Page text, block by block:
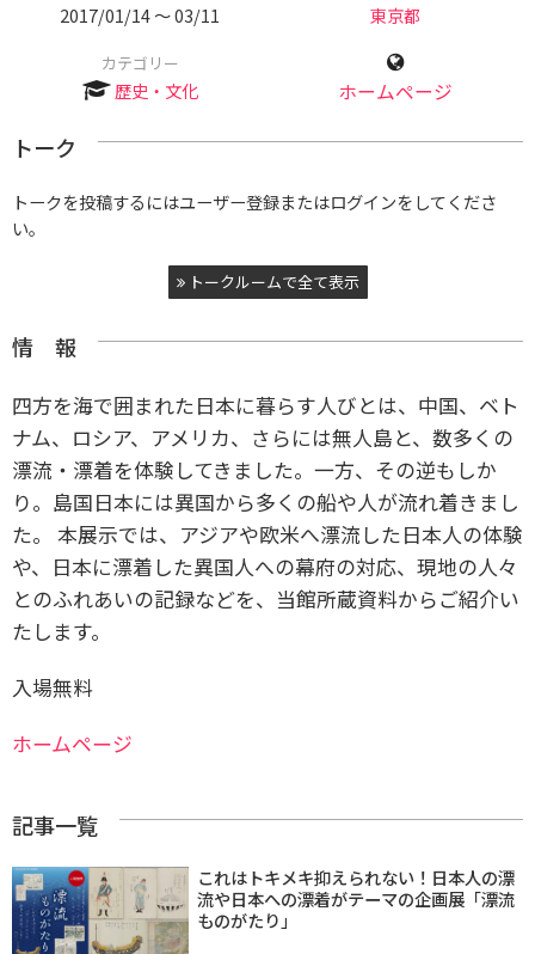
2017/01/14 〜 03/11 東京都
カテゴリー
歴史・文化 ホームページ
トーク
トークを投稿するにはユーザー登録またはログインをしてくださ
い。
トークルームで全て表示
情 報
四方を海で囲まれた日本に暮らす人びとは、中国、ベト
ナム、ロシア、アメリカ、さらには無人島と、数多くの
漂流・漂着を体験してきました。一方、その逆もしか
り。島国日本には異国から多くの船や人が流れ着きまし
た。 本展示では、アジアや欧米へ漂流した日本人の体験
や、日本に漂着した異国人への幕府の対応、現地の人々
とのふれあいの記録などを、当館所蔵資料からご紹介い
たします。
入場無料
ホームページ
記事一覧
これはトキメキ抑えられない！日本人の漂
流や日本への漂着がテーマの企画展「漂流
ものがたり」